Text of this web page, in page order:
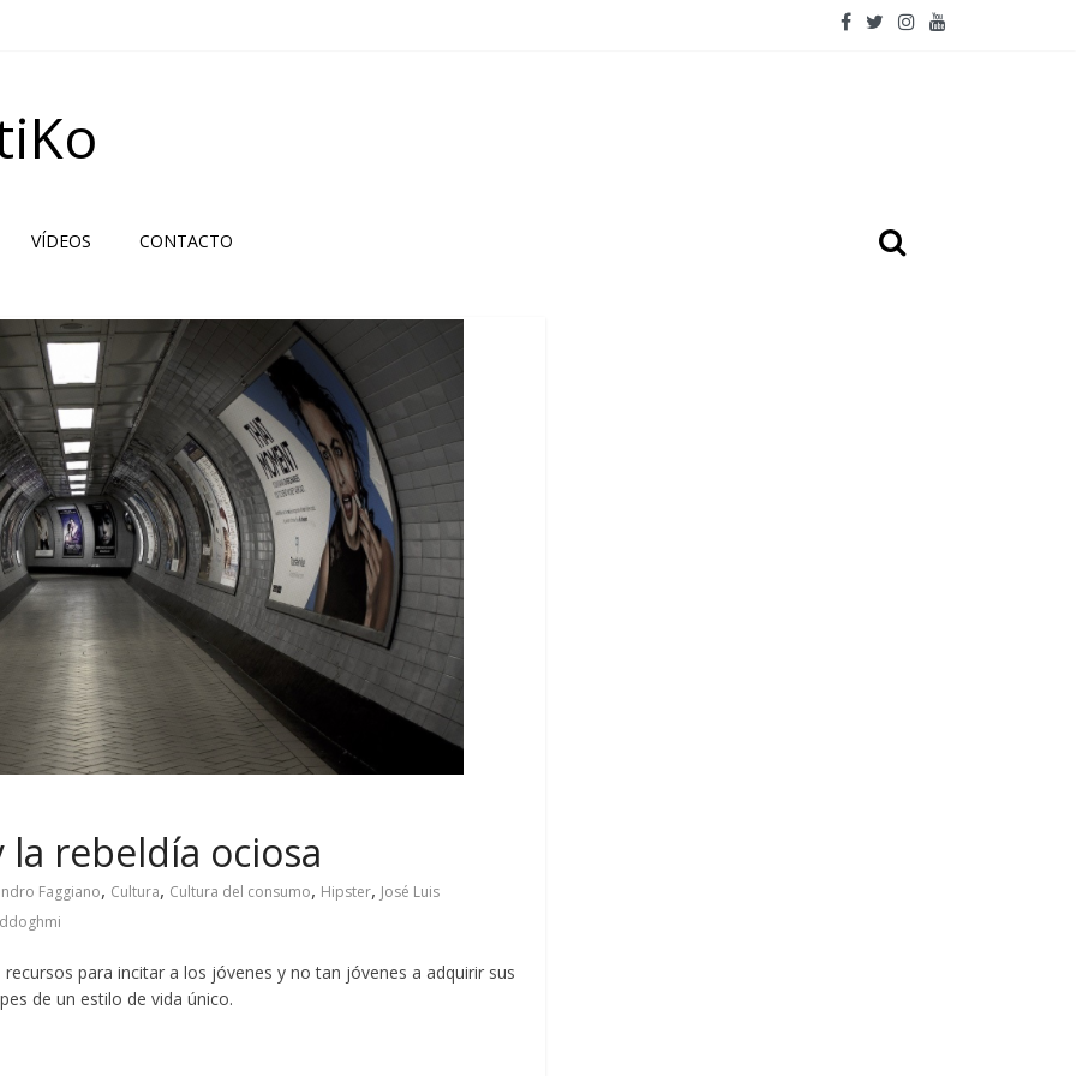
VÍDEOS CONTACTO
la rebeldía ociosa
Faggiano, Cultura, Cultura del consumo, Hipster, José Luis
para incitar a los jóvenes y no tan jóvenes a adquirir sus
de un estilo de vida único.